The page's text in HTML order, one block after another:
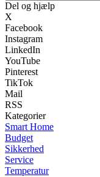
Del og hjælp
X
Facebook
Instagram
LinkedIn
YouTube
Pinterest
TikTok
Mail
RSS
Kategorier
Smart Home
Budget
Sikkerhed
Service
Temperatur